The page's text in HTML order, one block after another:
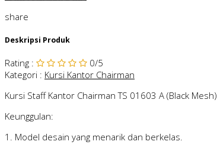
share
Deskripsi Produk
Rating : 0/5
Kategori : Kursi Kantor Chairman
Kursi Staff Kantor Chairman TS 01603 A (Black Mesh)
Keunggulan:
1. Model desain yang menarik dan berkelas.